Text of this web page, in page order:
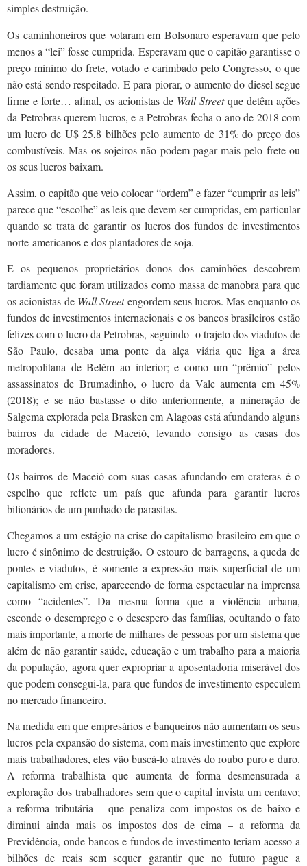
simples destruição.
Os caminhoneiros que votaram em Bolsonaro esperavam que pelo
menos a “lei” fosse cumprida. Esperavam que o capitão garantisse o
preço mínimo do frete, votado e carimbado pelo Congresso, o que
não está sendo respeitado. E para piorar, o aumento do diesel segue
firme e forte… afinal, os acionistas de Wall Streetque detêm ações
da Petrobras querem lucros, e a Petrobras fecha o ano de 2018 com
um lucro de U$ 25,8 bilhões pelo aumento de 31% do preço dos
combustíveis. Mas os sojeiros não podem pagar mais pelo frete ou
os seus lucros baixam.
Assim, o capitão que veio colocar “ordem” e fazer “cumprir as leis”
parece que “escolhe” as leis que devem ser cumpridas, em particular
quando se trata de garantir os lucros dos fundos de investimentos
norte-americanos e dos plantadores de soja.
E os pequenos proprietários donos dos caminhões descobrem
tardiamente que foram utilizados como massa de manobra para que
os acionistas de Wall Streetengordem seus lucros. Mas enquanto os
fundos de investimentos internacionais e os bancos brasileiros estão
felizes com o lucro da Petrobras, seguindo o trajeto dos viadutos de
São Paulo, desaba uma ponte da alça viária que liga a área
metropolitana de Belém ao interior; e como um “prêmio” pelos
assassinatos de Brumadinho, o lucro da Vale aumenta em 45%
(2018); e se não bastasse o dito anteriormente, a mineração de
Salgema explorada pela Brasken em Alagoas está afundando alguns
bairros da cidade de Maceió, levando consigo as casas dos
moradores.
Os bairros de Maceió com suas casas afundando em crateras é o
espelho que reflete um país que afunda para garantir lucros
bilionários de um punhado de parasitas.
Chegamos a um estágio na crise do capitalismo brasileiro em que o
lucro é sinônimo de destruição. O estouro de barragens, a queda de
pontes e viadutos, é somente a expressão mais superficial de um
capitalismo em crise, aparecendo de forma espetacular na imprensa
como “acidentes”. Da mesma forma que a violência urbana,
esconde o desemprego e o desespero das famílias, ocultando o fato
mais importante, a morte de milhares de pessoas por um sistema que
além de não garantir saúde, educação e um trabalho para a maioria
da população, agora quer expropriar a aposentadoria miserável dos
que podem consegui-la, para que fundos de investimento especulem
no mercado financeiro.
Na medida em que empresários e banqueiros não aumentam os seus
lucros pela expansão do sistema, com mais investimento que explore
mais trabalhadores, eles vão buscá-lo através do roubo puro e duro.
A reforma trabalhista que aumenta de forma desmensurada a
exploração dos trabalhadores sem que o capital invista um centavo;
a reforma tributária – que penaliza com impostos os de baixo e
diminui ainda mais os impostos dos de cima – a reforma da
Previdência, onde bancos e fundos de investimento teriam acesso a
bilhões de reais sem sequer garantir que no futuro pague a